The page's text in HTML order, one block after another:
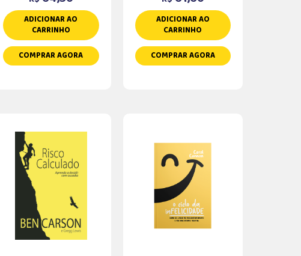
ADICIONAR AO
CARRINHO
COMPRAR AGORA
ADICIONAR AO
CARRINHO
COMPRAR AGORA